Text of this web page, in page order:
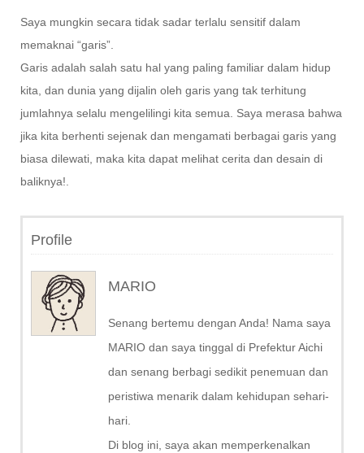
Saya mungkin secara tidak sadar terlalu sensitif dalam
memaknai “garis”.
Garis adalah salah satu hal yang paling familiar dalam hidup
kita, dan dunia yang dijalin oleh garis yang tak terhitung
jumlahnya selalu mengelilingi kita semua. Saya merasa bahwa
jika kita berhenti sejenak dan mengamati berbagai garis yang
biasa dilewati, maka kita dapat melihat cerita dan desain di
baliknya!.
Profile
MARIO
Senang bertemu dengan Anda! Nama saya
MARIO dan saya tinggal di Prefektur Aichi
dan senang berbagi sedikit penemuan dan
peristiwa menarik dalam kehidupan sehari-
hari.
Di blog ini, saya akan memperkenalkan